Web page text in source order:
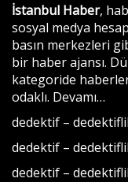
İstanbul Haber,
sosyal medya
basın merkezleri
bir haber ajansı.
kategoride
odaklı. Devamı…
dedektif –
dedektif –
dedektif –